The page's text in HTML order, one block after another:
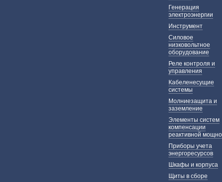
Генерация
электроэнергии
Инструмент
Силовое
низковольтное
оборудование
Реле контроля и
управления
Кабеленесущие
системы
Молниезащита и
заземление
Элементы систем
компенсации
реактивной
Приборы учета
энергоресурсов
Шкафы и корпуса
Щиты в сборе